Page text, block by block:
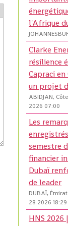
l'Afrique
Clarke
résilience
Capraci
un projet
ABIDJAN,
2026 07:00
Les
semestre
financier
Dubaï
de leader
DUBAÏ,
28 2026 18:29
HNS 2026